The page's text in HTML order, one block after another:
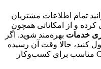
تمام اطلاعات مشتریان
کرده و از امکاناتی همچون
خدمات بهره‌مند شوید. اگر
کنید، حالا وقت آن رسیده
که به فکر پیاده‌سازی یک سیستم CRM مناسب برای کسب‌وکار